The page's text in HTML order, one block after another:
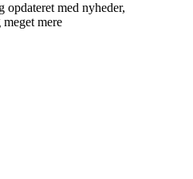
med nyheder,
mere